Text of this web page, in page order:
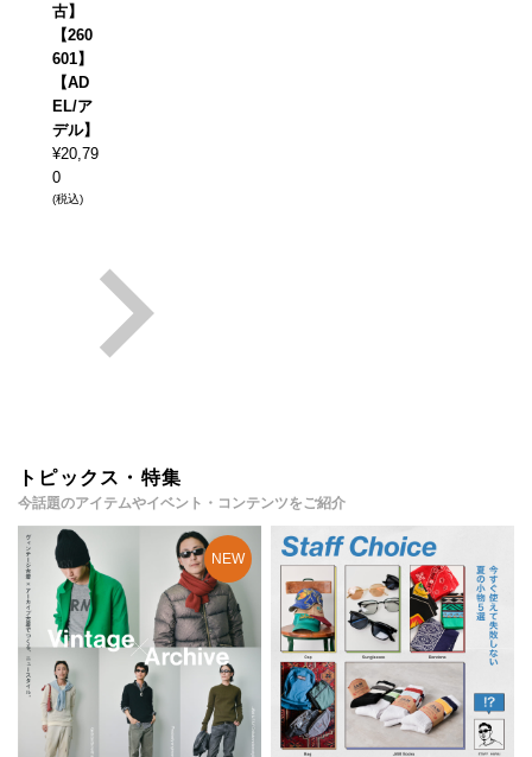
古】
【260
601】
【AD
EL/ア
デル】
¥20,79
0
(税込)
トピックス・特集
今話題のアイテムやイベント・コンテンツをご紹介